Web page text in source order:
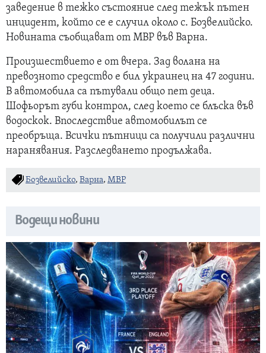
заведение в тежко състояние след тежък пътен
инцидент, който се е случил около с. Бозвелийско.
Новината съобщават от МВР във Варна.
Произшествието е от вчера. Зад волана на
превозното средство е бил украинец на 47 години.
В автомобила са пътували общо пет деца.
Шофьорът губи контрол, след което се блъска във
водоскок. Впоследствие автомобилът се
преобръща. Всички пътници са получили различни
наранявания. Разследването продължава.
Бозвелийско, Варна, МВР
Водещи новини